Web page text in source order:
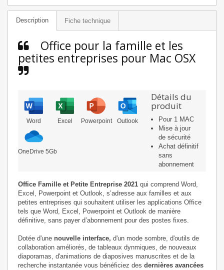
Description Fiche technique
Office pour la famille et les
petites entreprises pour Mac OSX
Word Excel Powerpoint Outlook
OneDrive 5Gb
Détails du
produit
Pour 1 MAC
Mise à jour
de sécurité
Achat définitif
sans
abonnement
Office Famille et Petite Entreprise 2021 qui comprend Word,
Excel, Powerpoint et Outlook, s’adresse aux familles et aux
petites entreprises qui souhaitent utiliser les applications Office
tels que Word, Excel, Powerpoint et Outlook de manière
définitive, sans payer d’abonnement pour des postes fixes.
Dotée d'une nouvelle interface, d'un mode sombre, d'outils de
collaboration améliorés, de tableaux dynmiques, de nouveaux
diaporamas, d'animations de diaposives manuscrites et de la
recherche instantanée vous bénéficiez des dernières avancées